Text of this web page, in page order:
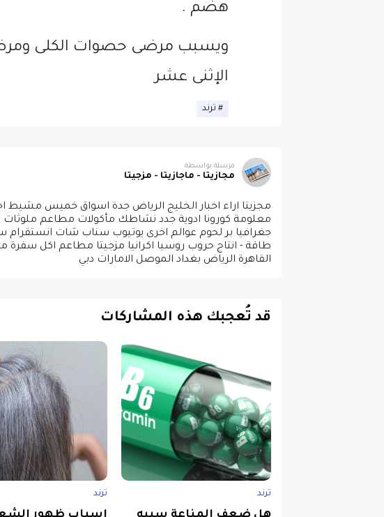
هضم .
ويسبب مرضى حصوات الكلى
الإثنى عشر
ترند
مرسلة بواسطة
مجازيتا - ماجازيتا - مزجيتا
مجزيتا اراء اخبار الخليج الرياض جدة اسواق خميس مشيط
معلومة كورونا ادوية جدد نشاطك مأكولات مطاعم ملوثات
جغرافيا بر لحوم عوالم اخرى يوتيوب سناب شات
طاقة - انتاج حروب روسيا اكرانيا مزجيتا مطاعم اكل سفرة
القاهرة الرياض بغداد الموصل الامارات دبي
قد تُعجبك هذه المشاركات
ترند ترند